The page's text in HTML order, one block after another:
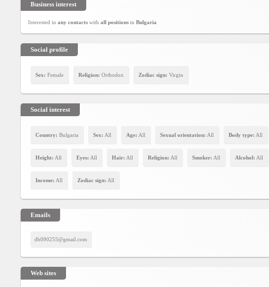
Contact
Business interest
Interested in any contacts with all positions in Bulgaria
Social profile
Sex: Female Religion: Orthodox Zodiac sign: Virgin
Social interest
Country: Bulgaria Sex: All Age: All Sexual orientation: All Body type: All
Height: All Eyes: All Hair: All Religion: All Smoker: All Alcohol: All
Income: All Zodiac sign: All
Emails
db090255@gmail.com
Web sites